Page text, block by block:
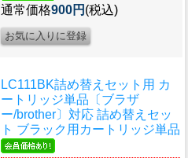
通常価格900円 (税込)
LC111BK詰め替えセット用 カ
ートリッジ単品〔ブラザ
ー/brother〕対応 詰め替えセッ
ト ブラック用カートリッジ単品